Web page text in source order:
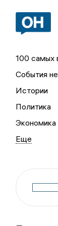
100 самых
События
Истории
Политика
Экономика